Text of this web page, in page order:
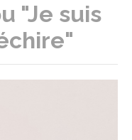
"Je suis